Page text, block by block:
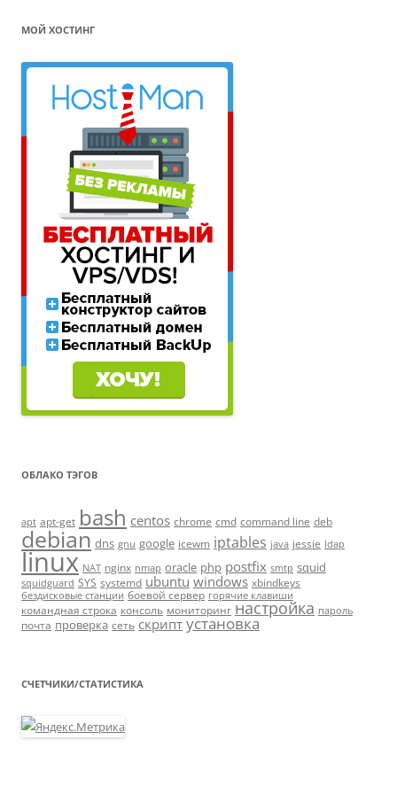
МОЙ ХОСТИНГ
ОБЛАКО ТЭГОВ
apt apt-get bash centos chrome cmd command line deb
debian dns gnu google icewm iptables java jessie ldap
linux NAT nginx nmap oracle php postfix smtp squid
squidguard SYS systemd ubuntu windows xbindkeys
бездисковые станции боевой сервер горячие клавиши
командная строка консоль мониторинг настройка пароль
почта проверка сеть скрипт установка
СЧЕТЧИКИ/СТАТИСТИКА